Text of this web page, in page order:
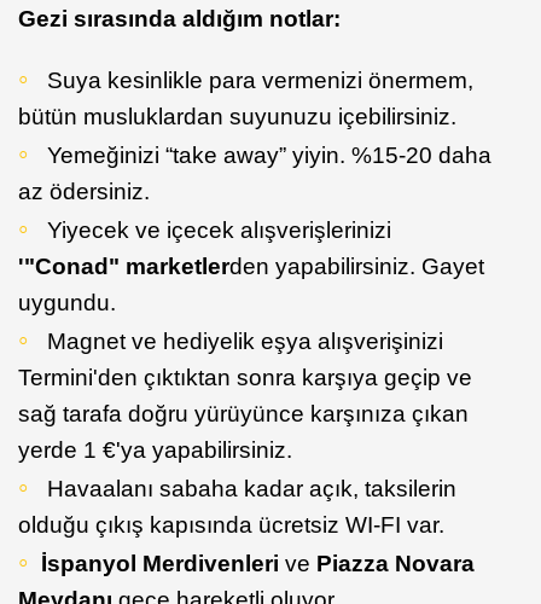
Gezi sırasında aldığım notlar:
Suya kesinlikle para vermenizi önermem,
bütün musluklardan suyunuzu içebilirsiniz.
Yemeğinizi “take away” yiyin. %15-20 daha
az ödersiniz.
Yiyecek ve içecek alışverişlerinizi
'"Conad" marketlerden yapabilirsiniz. Gayet
uygundu.
Magnet ve hediyelik eşya alışverişinizi
Termini'den çıktıktan sonra karşıya geçip ve
sağ tarafa doğru yürüyünce karşınıza çıkan
yerde 1 €'ya yapabilirsiniz.
Havaalanı sabaha kadar açık, taksilerin
olduğu çıkış kapısında ücretsiz WI-FI var.
İspanyol Merdivenleri ve Piazza Novara